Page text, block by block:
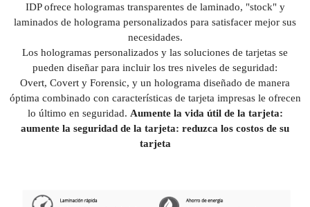
IDP ofrece hologramas transparentes de laminado, "stock" y
laminados de holograma personalizados para satisfacer mejor sus
necesidades.
Los hologramas personalizados y las soluciones de tarjetas se
pueden diseñar para incluir los tres niveles de seguridad:
Overt, Covert y Forensic, y un holograma diseñado de manera
óptima combinado con características de tarjeta impresas le ofrecen
lo último en seguridad. Aumente la vida útil de la tarjeta:
aumente la seguridad de la tarjeta: reduzca los costos de su
tarjeta